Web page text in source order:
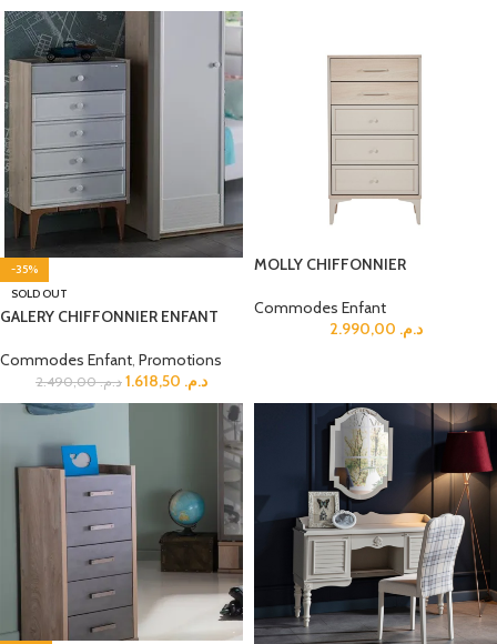
-35%
SOLD OUT
GALERY CHIFFONNIER ENFANT
Commodes Enfant, Promotions
د.م.2.490,00 د.م.
MOLLY CHIFFONNIER
Commodes Enfant
د.م.